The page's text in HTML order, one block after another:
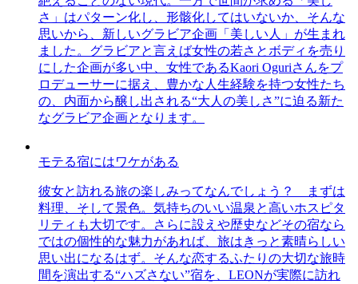
さ」はパターン化し、形骸化してはいないか、そんな
思いから、新しいグラビア企画「美しい人」が生まれ
ました。グラビアと言えば女性の若さとボディを売り
にした企画が多い中、女性であるKaori Oguriさんをプ
ロデューサーに据え、豊かな人生経験を持つ女性たち
の、内面から醸し出される“大人の美しさ”に迫る新た
なグラビア企画となります。
モテる宿にはワケがある
彼女と訪れる旅の楽しみってなんでしょう？ まずは
料理、そして景色。気持ちのいい温泉と高いホスピタ
リティも大切です。さらに設えや歴史などその宿なら
ではの個性的な魅力があれば、旅はきっと素晴らしい
思い出になるはず。そんな恋するふたりの大切な旅時
間を演出する“ハズさない”宿を、LEONが実際に訪れ